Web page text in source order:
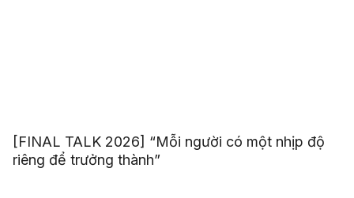
[FINAL TALK 2026] “Mỗi người có một nhịp độ
riêng để trưởng thành”